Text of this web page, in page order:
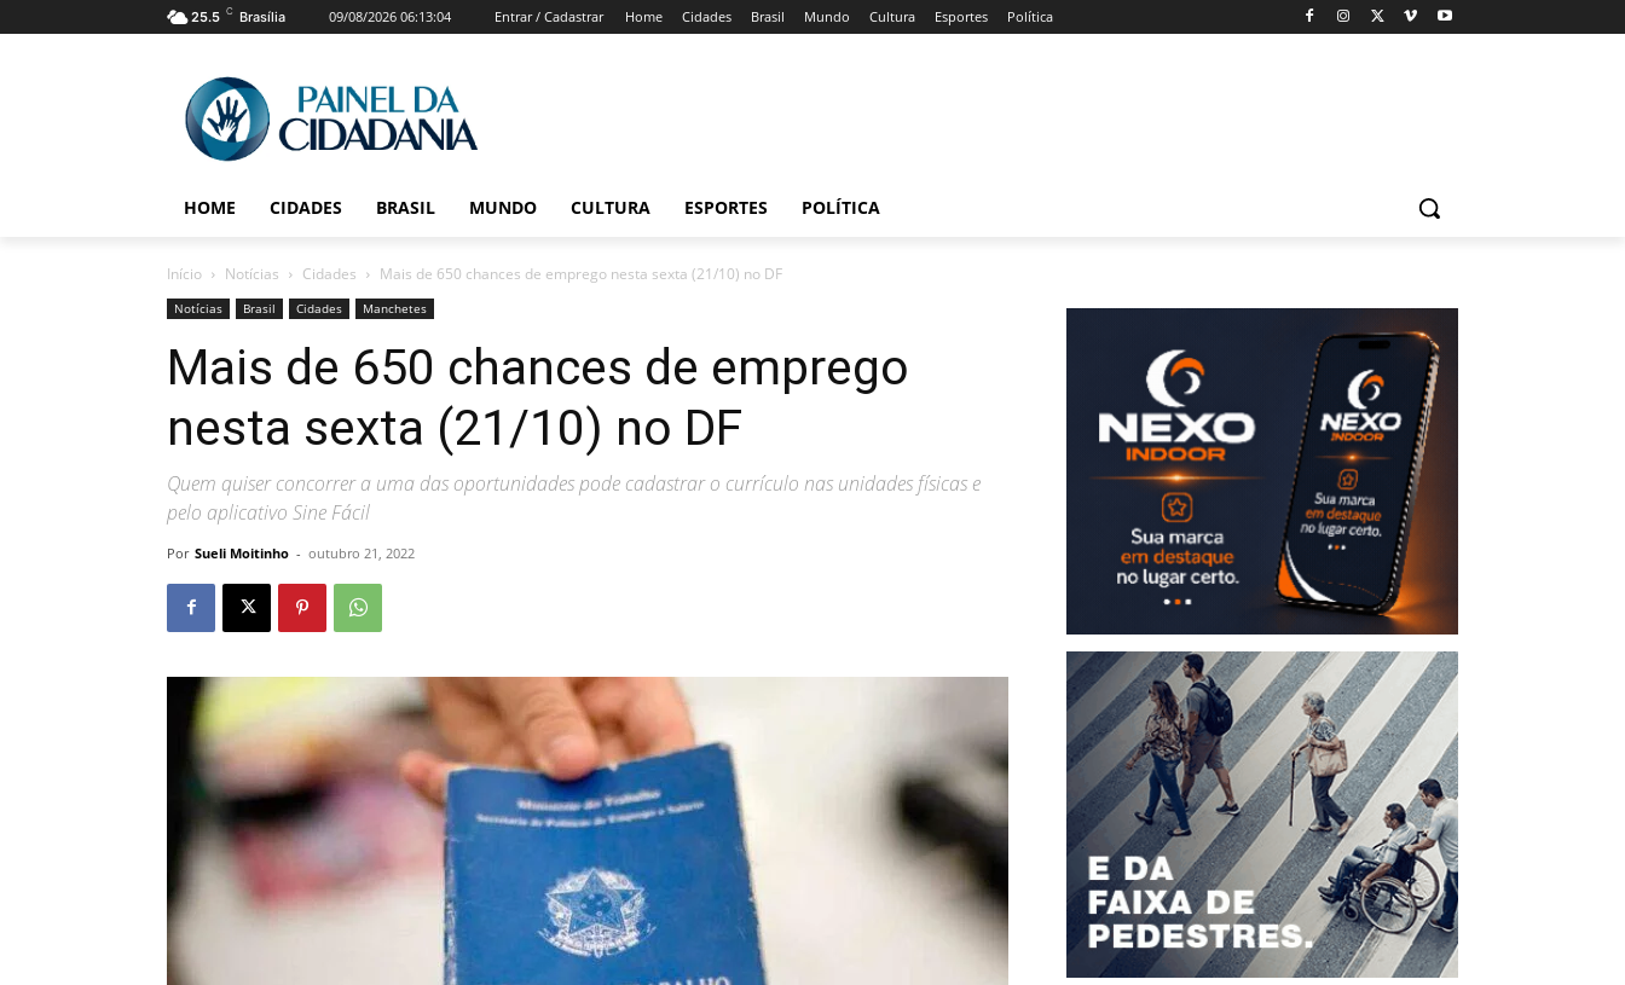
25.5 C Brasília 09/08/2026 06:13:04 Entrar / Cadastrar Home Cidades Brasil Mundo Cultura Esportes Política
HOME CIDADES BRASIL MUNDO CULTURA ESPORTES POLÍTICA
Início Notícias Cidades Mais de 650 chances de emprego nesta sexta (21/10) no DF
Notícias Brasil Cidades Manchetes
Mais de 650 chances de emprego
nesta sexta (21/10) no DF
Quem quiser concorrer a uma das oportunidades pode cadastrar o currículo nas unidades físicas e
pelo aplicativo Sine Fácil
Por Sueli Moitinho - outubro 21, 2022